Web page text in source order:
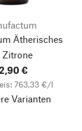
Ätherisches
Zitrone
€
763,33 €/l
Varianten